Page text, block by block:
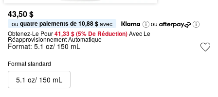
43,50 $
ou quatre paiements de 10,88 $ avec
ou
Obtenez-Le Pour41,33 $ (5% De Réduction) Avec Le
Réapprovisionnement Automatique
Format: 5.1 oz/ 150 mL
Format standard
5.1 oz/ 150 mL